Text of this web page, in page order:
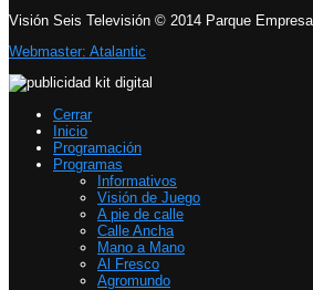
Visión Seis Televisión © 2014 Parque
Webmaster: Atalantic
Cerrar
Inicio
Programación
Programas
Informativos
Visión de Juego
A pie de calle
Calle Ancha
Mano a Mano
Al Fresco
Agromundo